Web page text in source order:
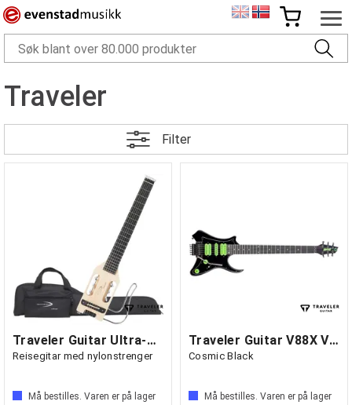
Traveler
Filter
Traveler Guitar Ultra-Light Nylon
Reisegitar med nylonstrenger
Må bestilles. Varen er på lager
Traveler Guitar V88X Vaibrant Deluxe
Cosmic Black
Må bestilles. Varen er på lager